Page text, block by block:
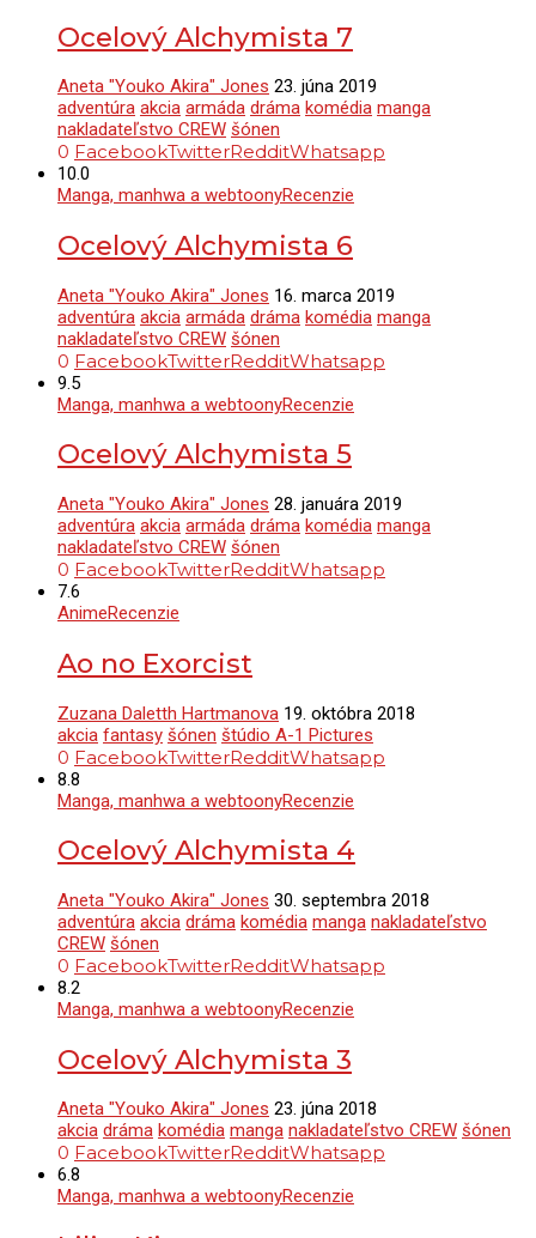
Ocelový Alchymista 7
Aneta "Youko Akira" Jones 23. júna 2019
adventúra akcia armáda dráma komédia manga
nakladateľstvo CREW šónen
0 FacebookTwitterRedditWhatsapp
10.0
Manga, manhwa a webtoonyRecenzie
Ocelový Alchymista 6
Aneta "Youko Akira" Jones 16. marca 2019
adventúra akcia armáda dráma komédia manga
nakladateľstvo CREW šónen
0 FacebookTwitterRedditWhatsapp
9.5
Manga, manhwa a webtoonyRecenzie
Ocelový Alchymista 5
Aneta "Youko Akira" Jones 28. januára 2019
adventúra akcia armáda dráma komédia manga
nakladateľstvo CREW šónen
0 FacebookTwitterRedditWhatsapp
7.6
AnimeRecenzie
Ao no Exorcist
Zuzana Daletth Hartmanova 19. októbra 2018
akcia fantasy šónen štúdio A-1 Pictures
0 FacebookTwitterRedditWhatsapp
8.8
Manga, manhwa a webtoonyRecenzie
Ocelový Alchymista 4
Aneta "Youko Akira" Jones 30. septembra 2018
adventúra akcia dráma komédia manga nakladateľstvo
CREW šónen
0 FacebookTwitterRedditWhatsapp
8.2
Manga, manhwa a webtoonyRecenzie
Ocelový Alchymista 3
Aneta "Youko Akira" Jones 23. júna 2018
akcia dráma komédia manga nakladateľstvo CREW šónen
0 FacebookTwitterRedditWhatsapp
6.8
Manga, manhwa a webtoonyRecenzie